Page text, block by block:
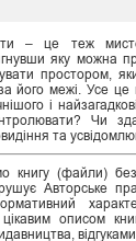
– це теж
яку можна
простором,
його межі. Усе
і
Чи
та
книгу (файли)
Авторське
описом